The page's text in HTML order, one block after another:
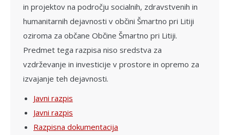
in projektov na področju socialnih, zdravstvenih in
humanitarnih dejavnosti v občini Šmartno pri Litiji
oziroma za občane Občine Šmartno pri Litiji.
Predmet tega razpisa niso sredstva za
vzdrževanje in investicije v prostore in opremo za
izvajanje teh dejavnosti.
Javni razpis
Javni razpis
Razpisna dokumentacija